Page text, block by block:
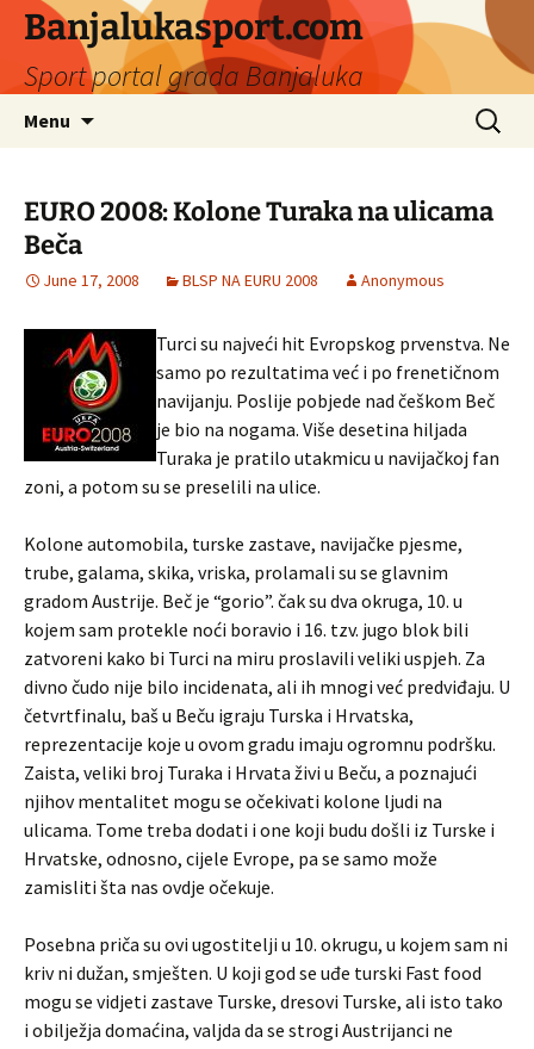
Banjalukasport.com
Sport portal grada Banjaluka
Menu
Search
for:
EURO 2008: Kolone Turaka na ulicama
Beča
June 17, 2008 BLSP NA EURU 2008 Anonymous
Turci su najveći hit Evropskog prvenstva. Ne
samo po rezultatima već i po frenetičnom
navijanju. Poslije pobjede nad češkom Beč
je bio na nogama. Više desetina hiljada
Turaka je pratilo utakmicu u navijačkoj fan
zoni, a potom su se preselili na ulice.
Kolone automobila, turske zastave, navijačke pjesme,
trube, galama, skika, vriska, prolamali su se glavnim
gradom Austrije. Beč je “gorio”. čak su dva okruga, 10. u
kojem sam protekle noći boravio i 16. tzv. jugo blok bili
zatvoreni kako bi Turci na miru proslavili veliki uspjeh. Za
divno čudo nije bilo incidenata, ali ih mnogi već predviđaju. U
četvrtfinalu, baš u Beču igraju Turska i Hrvatska,
reprezentacije koje u ovom gradu imaju ogromnu podršku.
Zaista, veliki broj Turaka i Hrvata živi u Beču, a poznajući
njihov mentalitet mogu se očekivati kolone ljudi na
ulicama. Tome treba dodati i one koji budu došli iz Turske i
Hrvatske, odnosno, cijele Evrope, pa se samo može
zamisliti šta nas ovdje očekuje.
Posebna priča su ovi ugostitelji u 10. okrugu, u kojem sam ni
kriv ni dužan, smješten. U koji god se uđe turski Fast food
mogu se vidjeti zastave Turske, dresovi Turske, ali isto tako
i obilježja domaćina, valjda da se strogi Austrijanci ne